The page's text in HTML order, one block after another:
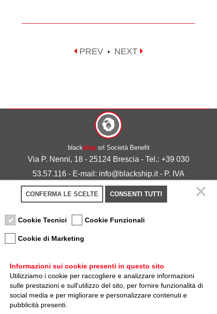
PREV • NEXT
blackshipsrl Società Benefit
Via P. Nenni, 18 - 25124 Brescia - Tel.: +39 030
53.57.116 - E-mail: info@blackship.it - P. IVA
03492980986
Privacy policy-Cookie policy
Nota sulla Certificazione
CONFERMA LE SCELTE CONSENTI TUTTI
Cookie Tecnici Cookie Funzionali
Cookie di Marketing
Informazioni sui cookie presenti in questo sito
Utilizziamo i cookie per raccogliere e analizzare informazioni
sulle prestazioni e sull'utilizzo del sito, per fornire funzionalità di
social media e per migliorare e personalizzare contenuti e
pubblicità presenti.